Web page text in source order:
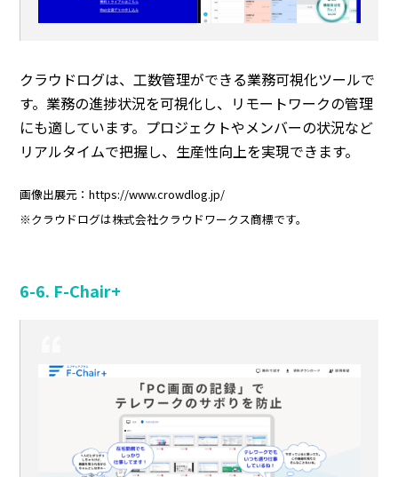
クラウドログは、工数管理ができる業務可視化ツールで
す。業務の進捗状況を可視化し、リモートワークの管理
にも適しています。プロジェクトやメンバーの状況など
リアルタイムで把握し、生産性向上を実現できます。
画像出展元：https://www.crowdlog.jp/
※クラウドログは株式会社クラウドワークス商標です。
6-6. F-Chair+